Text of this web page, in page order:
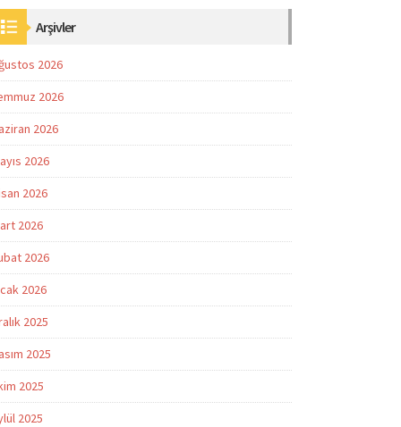
Arşivler
2026
2026
2026
2026
2026
2026
2026
2026
2025
2025
2025
2025